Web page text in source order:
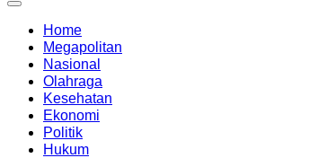
Home
Megapolitan
Nasional
Olahraga
Kesehatan
Ekonomi
Politik
Hukum